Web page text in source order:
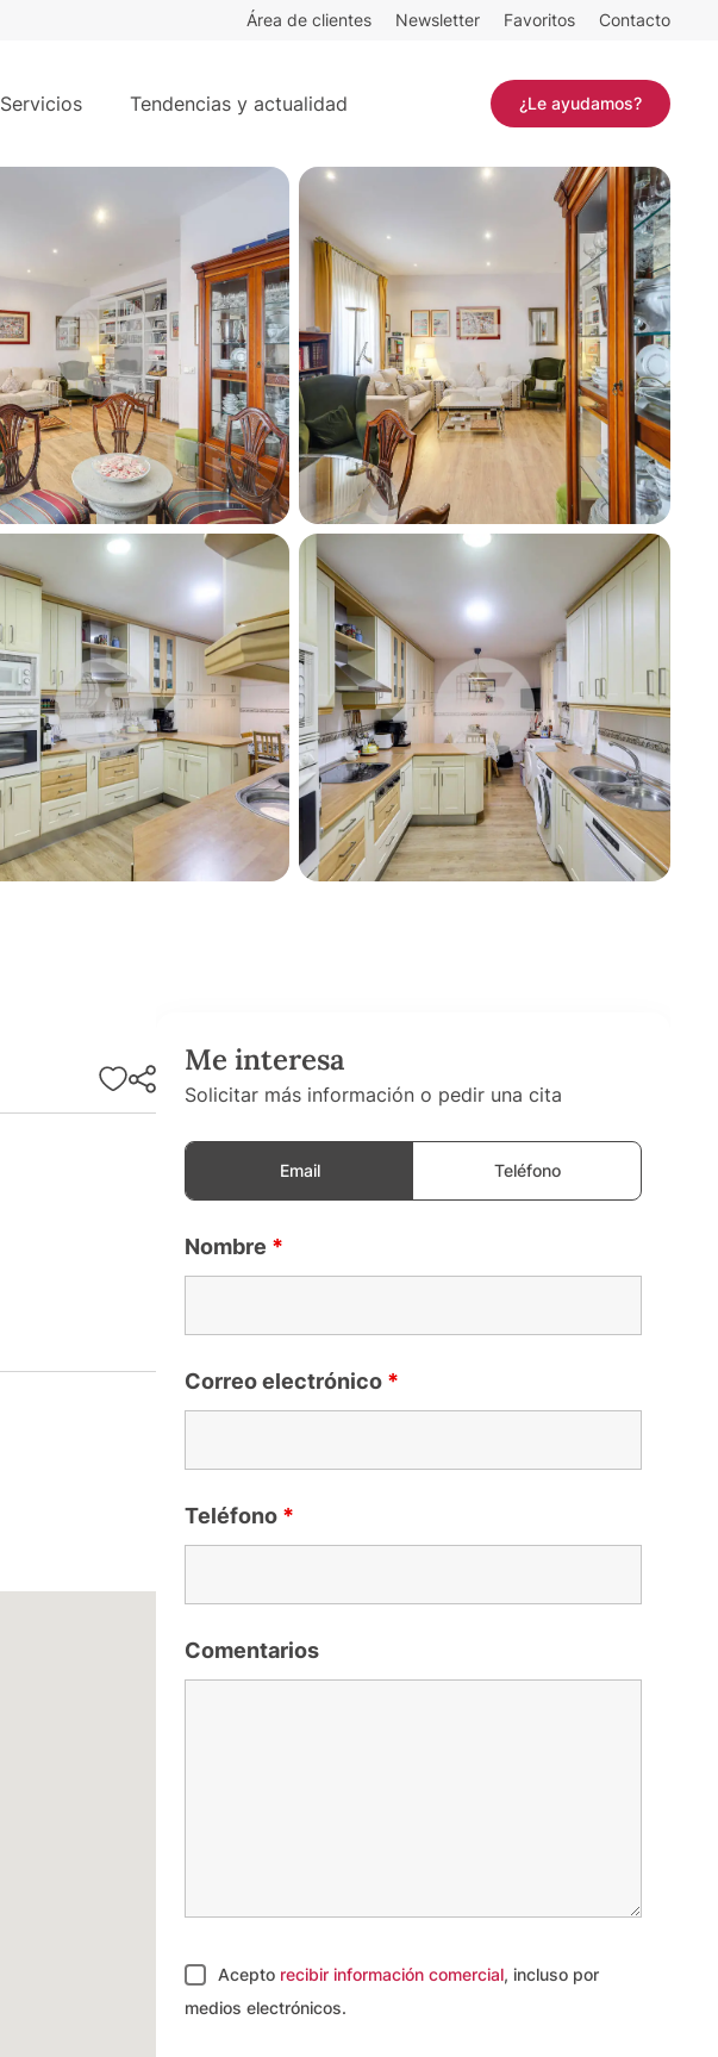
Área de clientes Newsletter Favoritos Contacto
Servicios Tendencias y actualidad ¿Le ayudamos?
Me interesa
Solicitar más información o pedir una cita
Email Teléfono
Nombre *
Correo electrónico *
Teléfono *
Comentarios
Acepto recibir información comercial, incluso por
medios electrónicos.